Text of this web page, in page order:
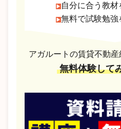
自分に合う教
無料で試験勉強
アガルートの賃貸不動
無料体験して